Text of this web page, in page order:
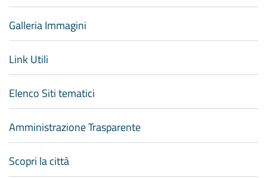
Galleria Immagini
Link Utili
Elenco Siti tematici
Amministrazione Trasparente
Scopri la città